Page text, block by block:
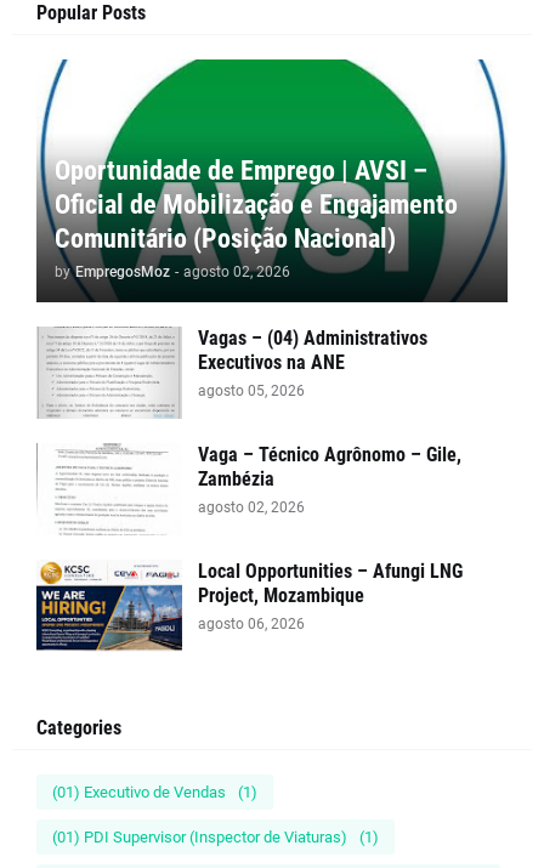
Popular Posts
Oportunidade de Emprego | AVSI –
Oficial de Mobilização e Engajamento
Comunitário (Posição Nacional)
by EmpregosMoz - agosto 02, 2026
Vagas – (04) Administrativos
Executivos na ANE
agosto 05, 2026
Vaga – Técnico Agrônomo – Gile,
Zambézia
agosto 02, 2026
Local Opportunities – Afungi LNG
Project, Mozambique
agosto 06, 2026
Categories
(01) Executivo de Vendas (1)
(01) PDI Supervisor (Inspector de Viaturas) (1)